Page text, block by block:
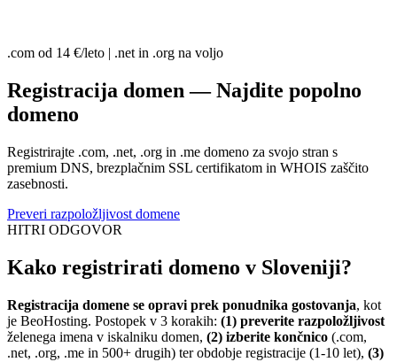
.com od 14 €/leto | .net in .org na voljo
Registracija domen — Najdite popolno
domeno
Registrirajte .com, .net, .org in .me domeno za svojo stran s
premium DNS, brezplačnim SSL certifikatom in WHOIS zaščito
zasebnosti.
Preveri razpoložljivost domene
HITRI ODGOVOR
Kako registrirati domeno v Sloveniji?
Registracija domene se opravi prek ponudnika gostovanja, kot
je BeoHosting. Postopek v 3 korakih: (1) preverite razpoložljivost
želenega imena v iskalniku domen, (2) izberite končnico (.com,
.net, .org, .me in 500+ drugih) ter obdobje registracije (1-10 let), (3)